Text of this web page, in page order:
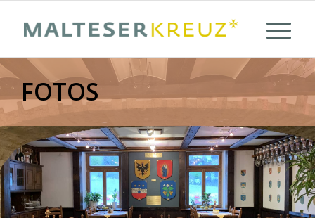
FOTOS